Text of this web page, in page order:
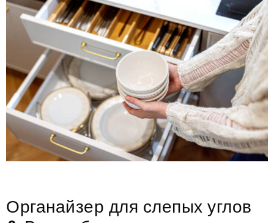
Органайзер для слепых углов